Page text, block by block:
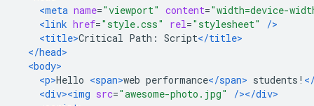
<meta name="viewport" content="width=device-
<link href="style.css" rel="stylesheet"
/>
<title>Critical Path: Script</title>
</head>
<body>
<p>Hello <span>web performance</span> students!
<div><img src="awesome-photo.jpg"
/></div>